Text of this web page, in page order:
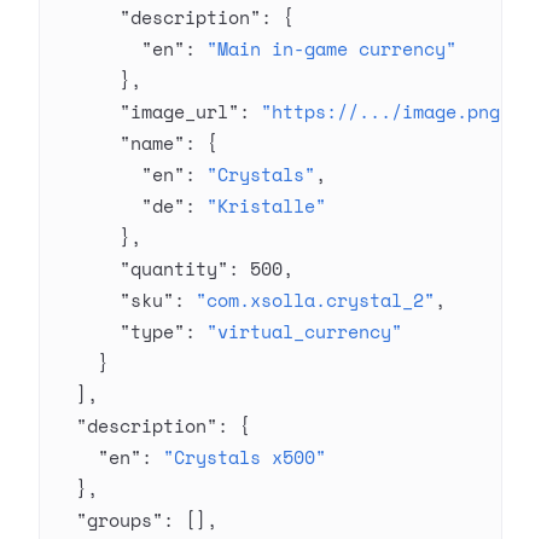
      "description"
: {
        "en"
: "Main in-game currency"
      },
      "image_url"
: "https://.../image.png"
      "name"
: {
        "en"
: "Crystals" ,
        "de"
: "Kristalle"
      },
      "quantity"
: 500,
      "sku"
: "com.xsolla.crystal_2" ,
      "type"
: "virtual_currency"
    }
  ],
  "description"
: {
    "en"
: "Crystals x500"
  },
  "groups"
: [],